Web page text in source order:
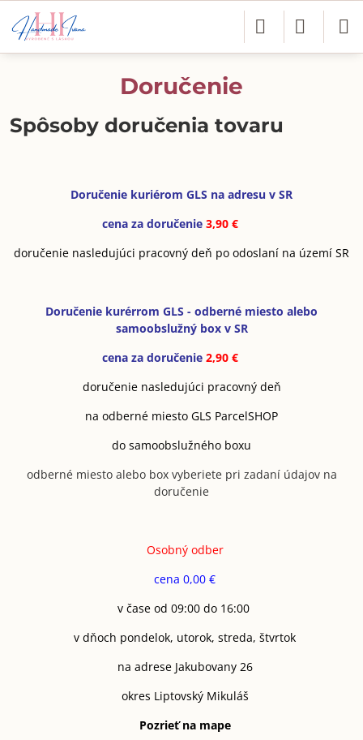
Doručenie
Spôsoby doručenia tovaru
Doručenie kuriérom GLS na adresu v SR
cena za doručenie 3,90 €
doručenie nasledujúci pracovný deň po odoslaní na území SR
Doručenie kurérrom GLS - odberné miesto alebo
samoobslužný box v SR
cena za doručenie 2,90 €
doručenie nasledujúci pracovný deň
na odberné miesto GLS ParcelSHOP
do samoobslužného boxu
odberné miesto alebo box vyberiete pri zadaní údajov na
doručenie
Osobný odber
cena 0,00 €
v čase od 09:00 do 16:00
v dňoch pondelok, utorok, streda, štvrtok
na adrese Jakubovany 26
okres Liptovský Mikuláš
Pozrieť na mape